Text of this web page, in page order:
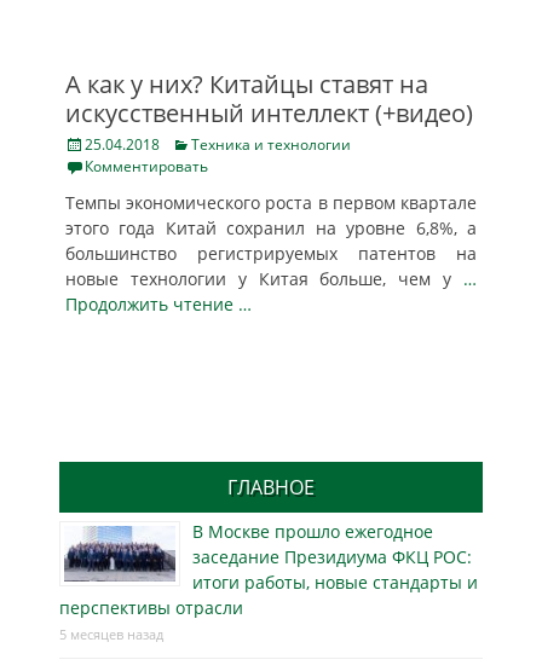
А как у них? Китайцы ставят на
искусственный интеллект (+видео)
Posted
on
25.04.2018 Categories
Техника и технологии
Комментировать
Темпы экономического роста в первом квартале
этого года Китай сохранил на уровне 6,8%, а
большинство регистрируемых патентов на
новые технологии у Китая больше, чем у …
Продолжить чтение …
ГЛАВНОЕ
В Москве прошло ежегодное
заседание Президиума ФКЦ РОС:
итоги работы, новые стандарты и
перспективы отрасли
5 месяцев назад